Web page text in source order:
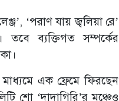
‘পরাণ যায় জ্বলিয়া রে’
তবে ব্যক্তিগত সম্পর্কের
এক ফ্রেমে ফিরছেন
শো ‘দাদাগিরি’র মঞ্চেও